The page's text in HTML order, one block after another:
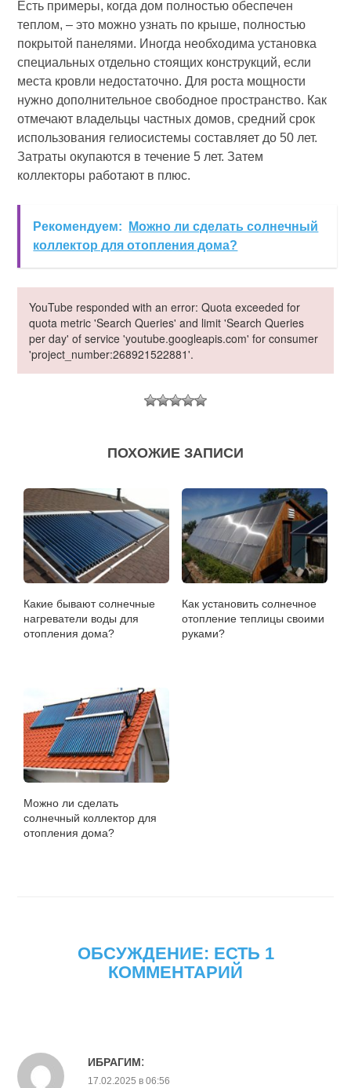
Есть примеры, когда дом полностью обеспечен
теплом, – это можно узнать по крыше, полностью
покрытой панелями. Иногда необходима установка
специальных отдельно стоящих конструкций, если
места кровли недостаточно. Для роста мощности
нужно дополнительное свободное пространство. Как
отмечают владельцы частных домов, средний срок
использования гелиосистемы составляет до 50 лет.
Затраты окупаются в течение 5 лет. Затем
коллекторы работают в плюс.
Рекомендуем:
Можно ли сделать солнечный
коллектор для отопления дома?
YouTube responded with an error: Quota exceeded for
quota metric 'Search Queries' and limit 'Search Queries
per day' of service 'youtube.googleapis.com' for consumer
'project_number:268921522881'.
ПОХОЖИЕ ЗАПИСИ
Какие бывают солнечные
нагреватели воды для
отопления дома?
Как установить солнечное
отопление теплицы своими
руками?
Можно ли сделать
солнечный коллектор для
отопления дома?
ОБСУЖДЕНИЕ: ЕСТЬ 1
КОММЕНТАРИЙ
ИБРАГИМ:
17.02.2025 в 06:56